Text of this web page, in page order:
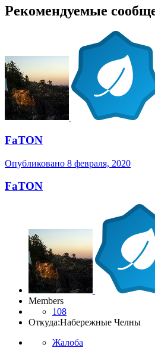
Рекомендуемые
FaTON
Опубликовано 8 февраля, 2020
FaTON
Members
108
Откуда:Набережные Челны
Жалоба